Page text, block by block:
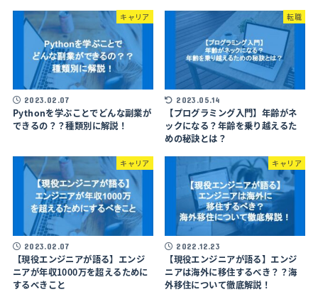
キャリア
2023.02.07
Pythonを学ぶことでどんな副業が
できるの？？種類別に解説！
転職
2023.05.14
【プログラミング入門】年齢がネ
ックになる？年齢を乗り越えるた
めの秘訣とは？
キャリア
2023.02.07
【現役エンジニアが語る】エンジ
ニアが年収1000万を超えるために
するべきこと
キャリア
2022.12.23
【現役エンジニアが語る】エンジ
ニアは海外に移住するべき？？海
外移住について徹底解説！